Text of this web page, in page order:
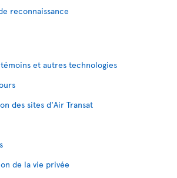
reconnaissance
et autres technologies
des sites d'Air Transat
de la vie privée